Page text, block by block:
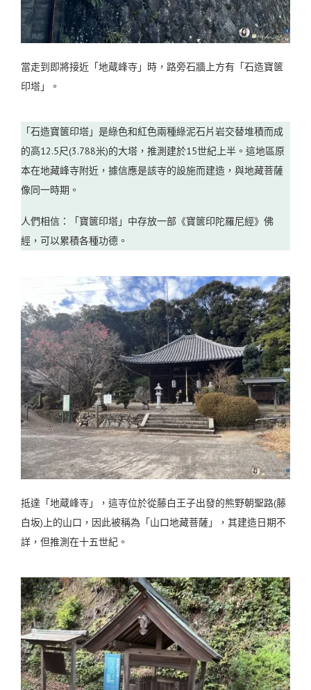
當走到即將接近「地蔵峰寺」時，路旁石牆上方有「石造寶篋
印塔」。
「石造寶篋印塔」是綠色和紅色兩種綠泥石片岩交替堆積而成
的高12.5尺(3.788米)的大塔，推測建於15世紀上半。這地區原
本在地藏峰寺附近，據信應是該寺的設施而建造，與地藏菩薩
像同一時期。
人們相信：「寶篋印塔」中存放一部《寶篋印陀羅尼經》佛
經，可以累積各種功德。
抵達「地蔵峰寺」，這寺位於從藤白王子出發的熊野朝聖路(藤
白坂)上的山口，因此被稱為「山口地藏菩薩」，其建造日期不
詳，但推測在十五世紀。